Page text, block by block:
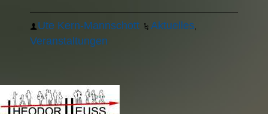
Ute Kern-Mannschott Aktuelles
Veranstaltungen